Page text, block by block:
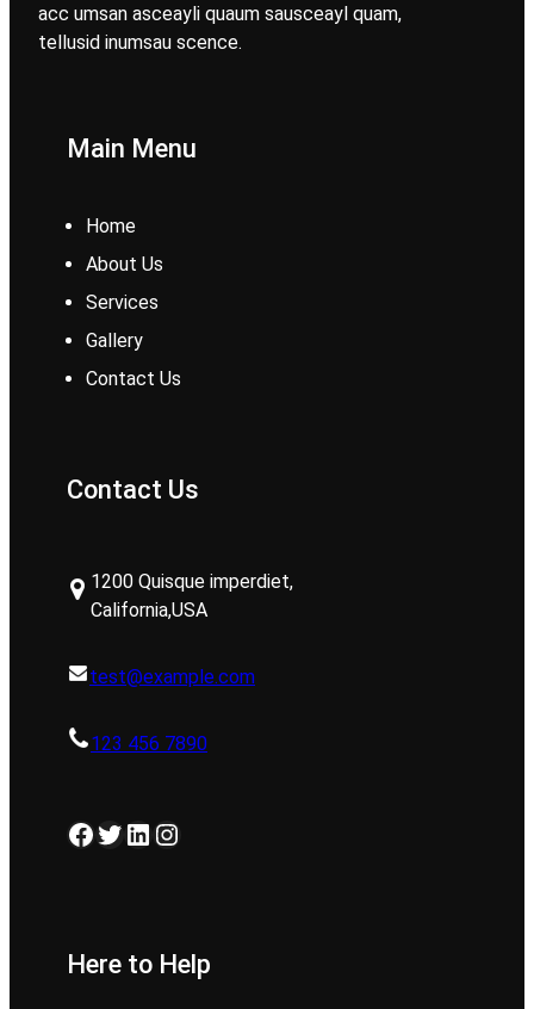
acc umsan asceayli quaum sausceayl quam,
tellusid inumsau scence.
Main Menu
Home
About Us
Services
Gallery
Contact Us
Contact Us
1200 Quisque imperdiet,
California,USA
test@example.com
123 456 7890
Facebook Twitter LinkedIn Instagram
Here to Help